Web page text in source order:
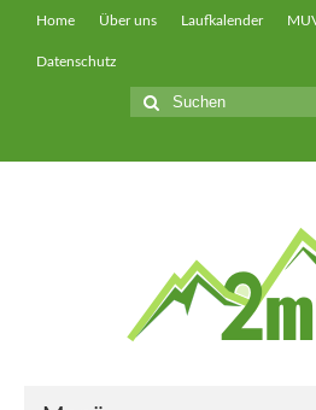
Home Über uns Laufkalender
Datenschutz
Suche
nach: